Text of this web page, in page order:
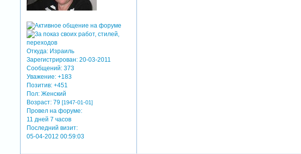
Откуда: Израиль
Зарегистрирован: 20-03-2011
Сообщений: 373
Уважение: +183
Позитив: +451
Пол: Женский
Возраст: 79[1947-01-01]
Провел на форуме:
11 дней 7 часов
Последний визит:
05-04-2012 00:59:03